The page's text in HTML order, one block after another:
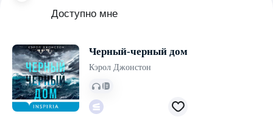
Доступно мне
Черный-черный дом
Кэрол Джонстон